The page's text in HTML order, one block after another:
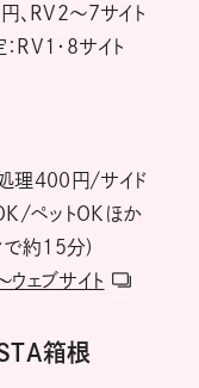
、RV2～7サイト
RV1・8サイト
処理400円/サイド
ペットOKほか
で約15分)
ェブサイト
箱根